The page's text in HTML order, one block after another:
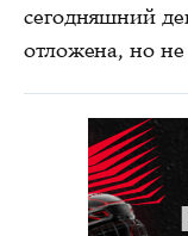
сегодняшний
отложена, но